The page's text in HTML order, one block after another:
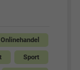
Onlinehandel
Sport